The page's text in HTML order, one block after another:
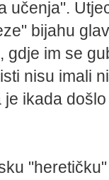
učenja".
bijahu
gdje im se
nisu imali
ikada